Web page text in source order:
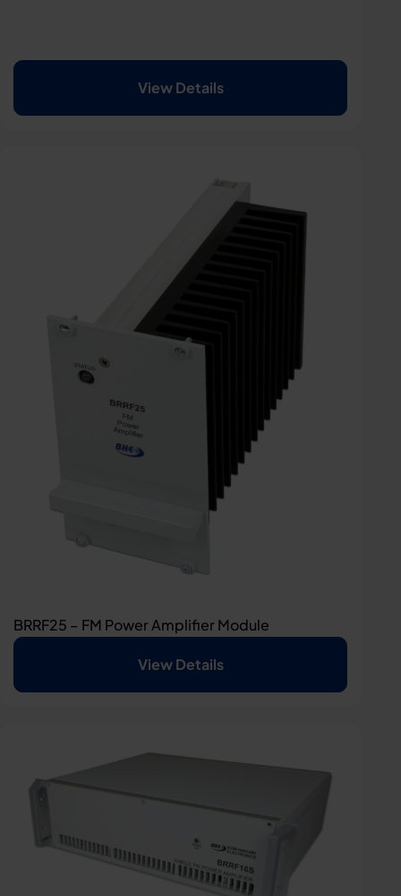
View Details
BRRF25 – FM Power Amplifier Module
View Details